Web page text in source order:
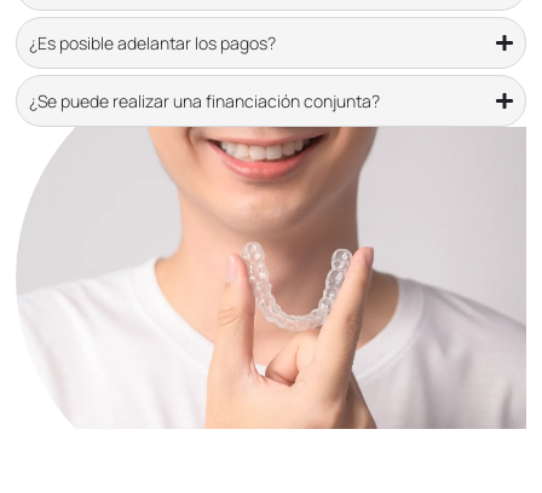
¿Es posible adelantar los pagos?
¿Se puede realizar una financiación conjunta?